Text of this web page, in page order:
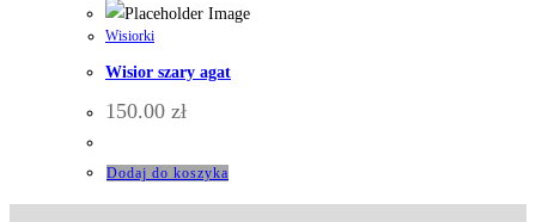
Wisiorki
Wisior szary agat
150.00 zł
Dodaj do koszyka